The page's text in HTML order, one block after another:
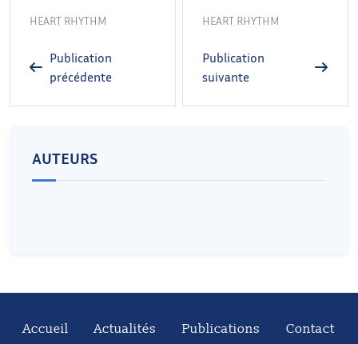
HEART RHYTHM
Publication
précédente
HEART RHYTHM
Publication
suivante
AUTEURS
Accueil Actualités Publications Contact